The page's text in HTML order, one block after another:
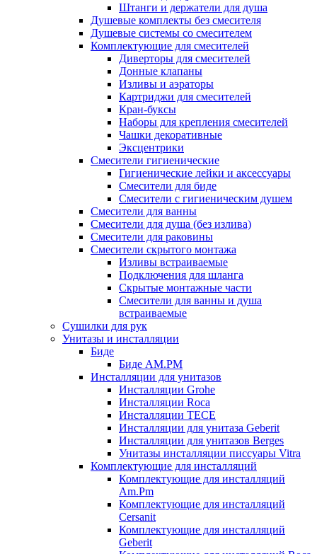
Штанги и держатели для душа
Душевые комплекты без смесителя
Душевые системы со смесителем
Комплектующие для смесителей
Диверторы для смесителей
Донные клапаны
Изливы и аэраторы
Картриджи для смесителей
Кран-буксы
Наборы для крепления смесителей
Чашки декоративные
Эксцентрики
Смесители гигиенические
Гигиенические лейки и аксессуары
Смесители для биде
Смесители с гигиеническим душем
Смесители для ванны
Смесители для душа (без излива)
Смесители для раковины
Смесители скрытого монтажа
Изливы встраиваемые
Подключения для шланга
Скрытые монтажные части
Смесители для ванны и душа
встраиваемые
Сушилки для рук
Унитазы и инсталляции
Биде
Биде AM.PM
Инсталляции для унитазов
Инсталляции Grohe
Инсталляции Roca
Инсталляции TECE
Инсталляции для унитаза Geberit
Инсталляции для унитазов Berges
Унитазы инсталляции писсуары Vitra
Комплектующие для инсталляций
Комплектующие для инсталляций
Am.Pm
Комплектующие для инсталляций
Cersanit
Комплектующие для инсталляций
Geberit